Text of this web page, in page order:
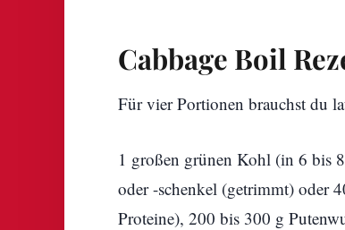
Cabbage Boil
Für vier Portionen brauchst du
1 großen grünen Kohl (in 6 bis
oder -schenkel (getrimmt) oder
Proteine), 200 bis 300 g